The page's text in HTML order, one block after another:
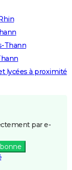
Thann
lycées à proximité
par e-